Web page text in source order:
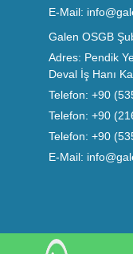
E-Mail:
Galen OSGB
Adres: Pendik
Deval İş Hanı
Telefon: +90
Telefon: +90
Telefon: +90
E-Mail: